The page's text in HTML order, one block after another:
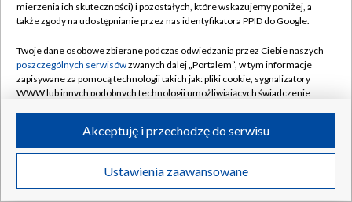
Naziemna Telewizja Cyfrowa
Rada Programowa
System NOS
Informacje o nadawcy
Program dla prasy
Ogłoszenie przetargowe
Pomoc
Kontakt
Kanały
©2026 Telewizja Polska S.A. w likwidacji
mierzenia ich skuteczności) i pozostałych, które wskazujemy poniżej, a
także zgody na udostępnianie przez nas identyfikatora PPID do Google.
Twoje dane osobowe zbierane podczas odwiedzania przez Ciebie naszych
poszczególnych serwisówzwanych dalej „Portalem”, w tym informacje
zapisywane za pomocą technologii takich jak: pliki cookie, sygnalizatory
WWW lub innych podobnych technologii umożliwiających świadczenie
ruchu w Internecie.
Twoje dane osobowe zbierane podczas odwiedzania przez Ciebie
poszczególnych serwisówna Portalu, takie jak adresy IP, identyfikatory
Ustawienia zaawansowane
Akceptuję i przechodzę do serwisu